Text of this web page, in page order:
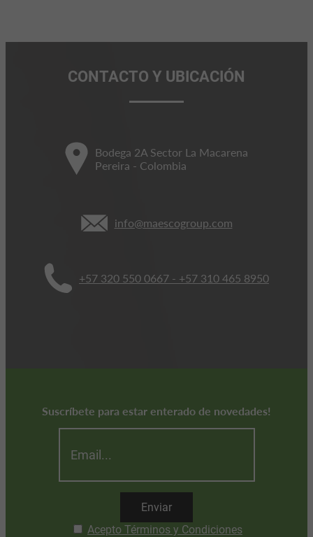
CONTACTO Y UBICACIÓN
Bodega 2A Sector La Macarena
Pereira - Colombia
info@maescogroup.com
+57 320 550 0667 - +57 310 465 8950
Suscríbete para estar enterado de novedades!
Enviar
Acepto Términos y Condiciones